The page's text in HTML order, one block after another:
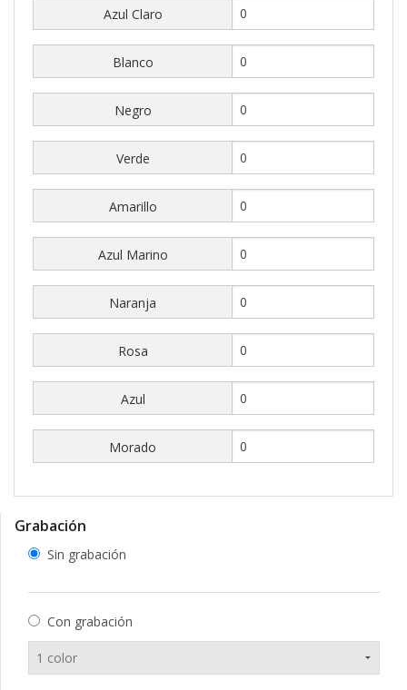
Azul Claro
Blanco
Negro
Verde
Amarillo
Azul Marino
Naranja
Rosa
Azul
Morado
Grabación
Sin grabación
Con grabación